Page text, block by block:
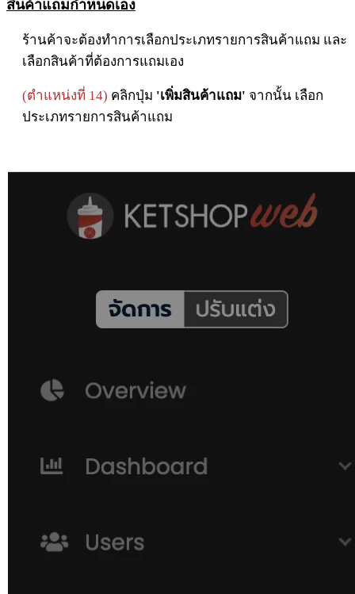
สินค้าแถมกำหนดเอง
ร้านค้าจะต้องทำการเลือกประเภทรายการสินค้าแถม และ
เลือกสินค้าที่ต้องการแถมเอง
(ตำแหน่งที่ 14) คลิกปุ่ม 'เพิ่มสินค้าแถม' จากนั้น เลือก
ประเภทรายการสินค้าแถม